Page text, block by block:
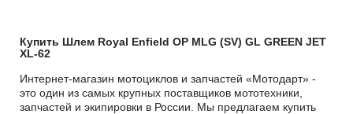
Купить Шлем Royal Enfield OP MLG (SV) GL GREEN JET
XL-62
Интернет-магазин мотоциклов и запчастей «Мотодарт» -
это один из самых крупных поставщиков мототехники,
запчастей и экипировки в России. Мы предлагаем купить